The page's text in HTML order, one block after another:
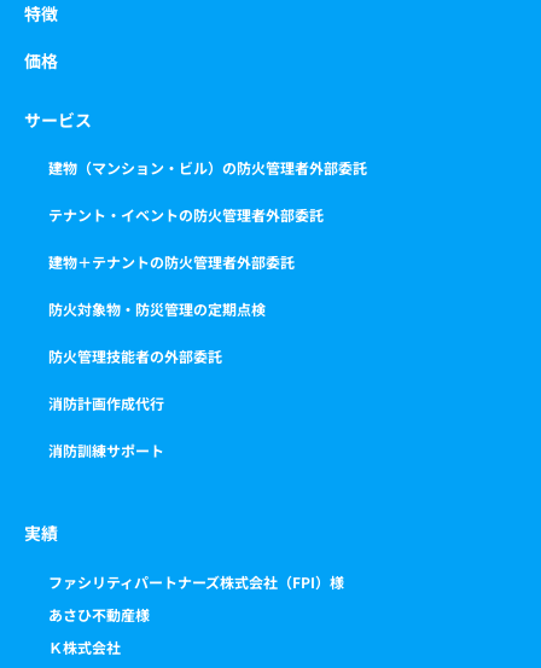
特徴
価格
サービス
建物（マンション・ビル）の防火管理者外部委託
テナント・イベントの防火管理者外部委託
建物＋テナントの防火管理者外部委託
防火対象物・防災管理の定期点検
防火管理技能者の外部委託
消防計画作成代行
消防訓練サポート
実績
ファシリティパートナーズ株式会社（FPI）様
あさひ不動産様
Ｋ株式会社